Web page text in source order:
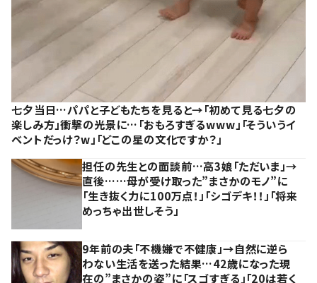
七夕当日…パパと子どもたちを見ると→「初めて見る七夕の
楽しみ方」衝撃の光景に…「おもろすぎるwww」「そういうイ
ベントだっけ？w」「どこの星の文化ですか？」
担任の先生との面談前…高3娘「ただいま」→
直後……母が受け取った”まさかのモノ”に
「生き抜く力に100万点！」「シゴデキ！！」「将来
めっちゃ出世しそう」
9年前の夫「不機嫌で不健康」→自然に逆ら
わない生活を送った結果…42歳になった現
在の”まさかの姿”に「スゴすぎる」「20は若く